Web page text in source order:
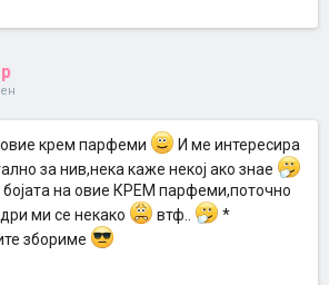
овие крем парфеми
И ме интересира
за нив,нека каже некој ако знае
на овие КРЕМ парфеми,поточно
ми се некако
втф..
*
збориме